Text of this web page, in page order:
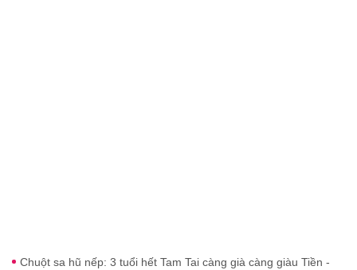
Chuột sa hũ nếp: 3 tuổi hết Tam Tai càng già càng giàu Tiền -